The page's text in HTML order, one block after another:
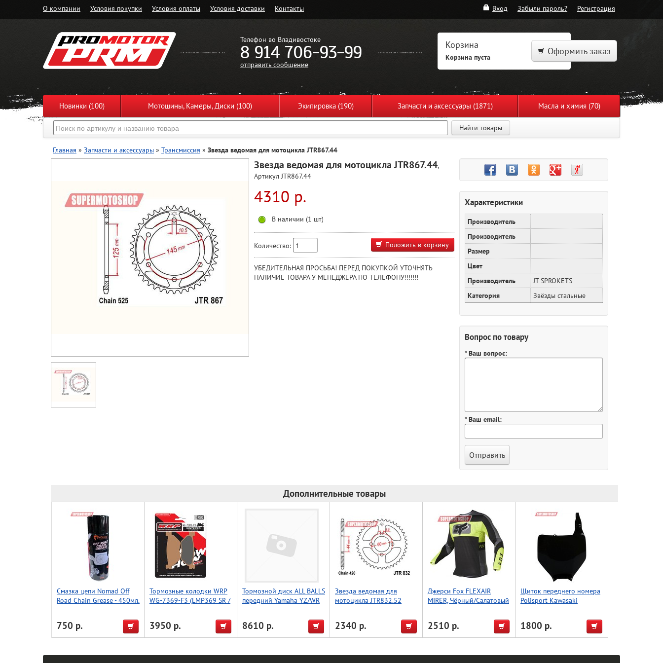
О компании Условия покупки Условия оплаты Условия доставки Контакты Вход Забыли пароль? Регистрация
Телефон во Владивостоке
8 914 706-93-99
отправить сообщение
Корзина
Корзина пуста
Оформить заказ
Новинки (100) Мотошины, Камеры, Диски (100) Экипировка (190) Запчасти и аксессуары (1871) Масла и химия (70)
Найти товары
Главная » Запчасти и аксессуары » Трансмиссия » Звезда ведомая для мотоцикла JTR867.44
Звезда ведомая для мотоцикла JTR867.44,
Артикул JTR867.44
4310 р.
В наличии (1 шт)
Количество: Положить в корзину
УБЕДИТЕЛЬНАЯ ПРОСЬБА! ПЕРЕД ПОКУПКОЙ УТОЧНЯТЬ
НАЛИЧИЕ ТОВАРА У МЕНЕДЖЕРА ПО ТЕЛЕФОНУ!!!!!!!
Характеристики
Производитель
Производитель
Размер
Цвет
Производитель
JT SPROKETS
Категория
Звёзды стальные
Вопрос по товару
* Ваш вопрос:
* Ваш email:
Дополнительные товары
Смазка цепи Nomad Off
Road Chain Grease - 450мл.
750 р.
Тормозные колодки WRP
WG-7369-F3 (LMP369 SR /
3950 р.
Тормозной диск ALL BALLS
передний Yamaha YZ/WR
8610 р.
Звезда ведомая для
мотоцикла JTR832.52
2340 р.
Джерси Fox FLEXAIR
MIRER, Чёрный/Салатовый
2510 р.
Щиток переднего номера
Polisport Kawasaki
1800 р.